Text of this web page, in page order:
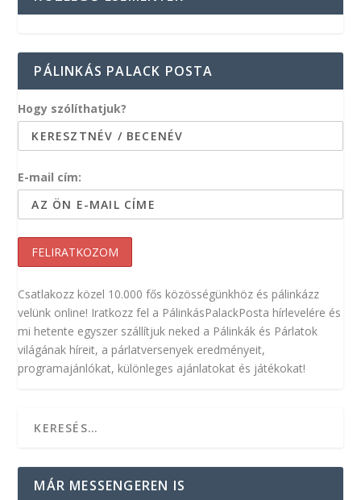
PÁLINKÁS PALACK POSTA
Hogy szólíthatjuk?
E-mail cím:
Csatlakozz közel 10.000 fős közösségünkhöz és pálinkázz
velünk online! Iratkozz fel a PálinkásPalackPosta hírlevelére és
mi hetente egyszer szállítjuk neked a Pálinkák és Párlatok
világának híreit, a párlatversenyek eredményeit,
programajánlókat, különleges ajánlatokat és játékokat!
MÁR MESSENGEREN IS